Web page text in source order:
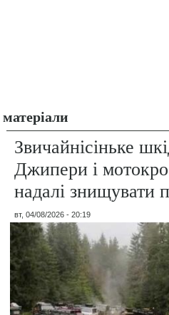
матеріали
Звичайнісіньке
Джипери і
надалі знищувати
вт, 04/08/2026 - 20:19